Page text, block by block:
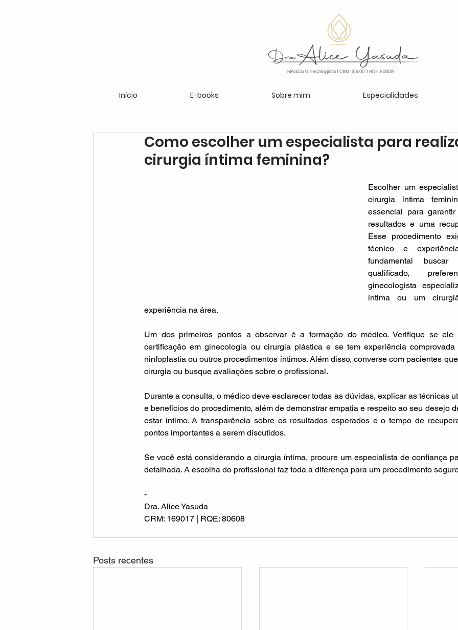
Início E-books Sobre mim Especialidades
Como escolher um especialista para
cirurgia íntima feminina?
Escolher um
cirurgia íntima
essencial para
resultados e uma
Esse procedimento
técnico e
fundamental buscar
qualificado,
ginecologista
íntima ou um
experiência na área.
Um dos primeiros pontos a observar é a formação do médico. Verifique se ele
certificação em ginecologia ou cirurgia plástica e se tem experiência
ninfoplastia ou outros procedimentos íntimos. Além disso, converse com pacientes
cirurgia ou busque avaliações sobre o profissional.
Durante a consulta, o médico deve esclarecer todas as dúvidas, explicar as técnicas
e benefícios do procedimento, além de demonstrar empatia e respeito ao seu desejo
estar íntimo. A transparência sobre os resultados esperados e o tempo de
pontos importantes a serem discutidos.
Se você está considerando a cirurgia íntima, procure um especialista de confiança
detalhada. A escolha do profissional faz toda a diferença para um procedimento
-
Dra. Alice Yasuda
CRM: 169017 | RQE: 80608
Posts recentes